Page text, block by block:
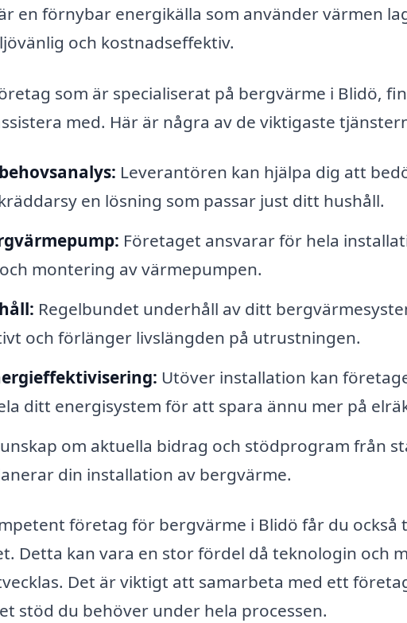
en förnybar energikälla som använder värmen
och kostnadseffektiv.
som är specialiserat på bergvärme i Blidö,
med. Här är några av de viktigaste
Leverantören kan hjälpa dig att
en lösning som passar just ditt hushåll.
Företaget ansvarar för hela
montering av värmepumpen.
Regelbundet underhåll av ditt
och förlänger livslängden på utrustningen.
Utöver installation kan
ditt energisystem för att spara ännu mer på
om aktuella bidrag och stödprogram från
din installation av bergvärme.
företag för bergvärme i Blidö får du också
Detta kan vara en stor fördel då teknologin och
Det är viktigt att samarbeta med ett
stöd du behöver under hela processen.